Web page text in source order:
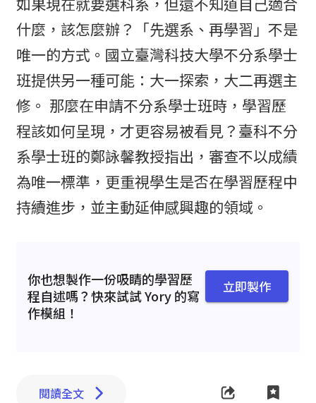
什麼，該怎麼辦？「先選系、再學習」不是
唯一的方式。國立臺灣科技大學不分系學士
班提供另一種可能：大一探索，大二再選主
修。 那麼在申請不分系學士班時，學習歷
程該如何呈現，才更容易被看見？臺科不分
系學士班的鄭詠馨教授指出，審查不以成績
為唯一標準，更重視學生是否在學習歷程中
持續進步，並主動延伸感興趣的領域。
你也想製作一份吸睛的學習歷
程自述嗎？快來試試 Yory 的寫
作模組！
立即製作
閱讀全文